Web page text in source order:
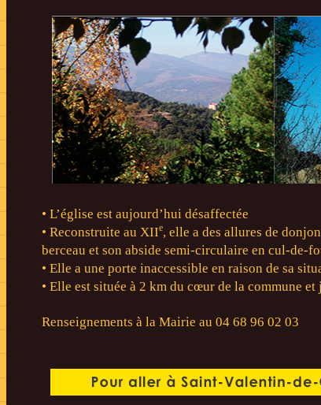
• L’église est aujourd’hui désaffectée
• Reconstruite au XIIe, elle a des allures de
berceau et son abside semi-circulaire en cul-de-
• Elle a une porte inaccessible en raison de sa
• Elle est située à 2 km du cœur de la commune et
Renseignements à la Mairie au 04 68 96 02 03